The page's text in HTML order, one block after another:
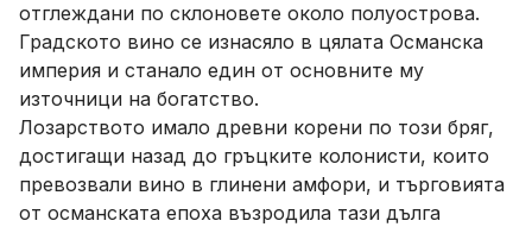
отглеждани по склоновете около полуострова.
Градското вино се изнасяло в цялата Османска
империя и станало един от основните му
източници на богатство.
Лозарството имало древни корени по този бряг,
достигащи назад до гръцките колонисти, които
превозвали вино в глинени амфори, и търговията
от османската епоха възродила тази дълга